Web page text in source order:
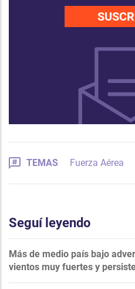
TEMAS Fuerza Aérea
Seguí leyendo
Más de medio país bajo
vientos muy fuertes y